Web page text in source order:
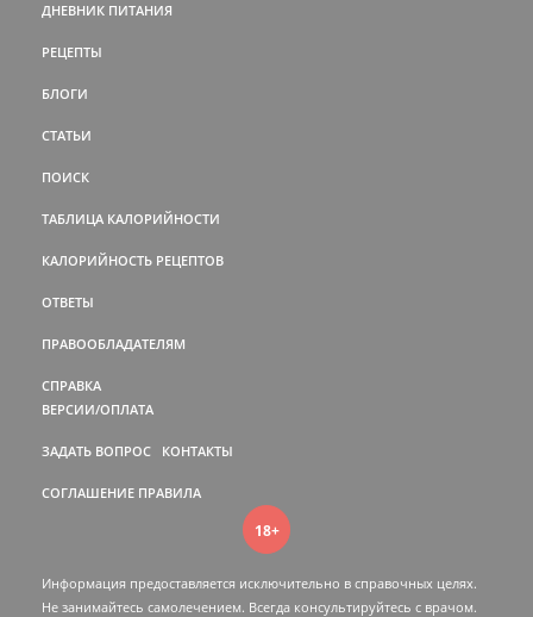
ДНЕВНИК ПИТАНИЯ
РЕЦЕПТЫ
БЛОГИ
СТАТЬИ
ПОИСК
ТАБЛИЦА КАЛОРИЙНОСТИ
КАЛОРИЙНОСТЬ РЕЦЕПТОВ
ОТВЕТЫ
ПРАВООБЛАДАТЕЛЯМ
СПРАВКА
ВЕРСИИ/ОПЛАТА
ЗАДАТЬ ВОПРОС КОНТАКТЫ
СОГЛАШЕНИЕ ПРАВИЛА
18+
Информация предоставляется исключительно в справочных целях.
Не занимайтесь самолечением. Всегда консультируйтесь c врачом.